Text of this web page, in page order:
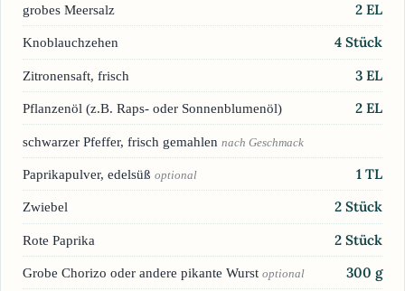
grobes Meersalz 2 EL
Knoblauchzehen 4 Stück
Zitronensaft, frisch 3 EL
Pflanzenöl (z.B. Raps- oder Sonnenblumenöl) 2 EL
schwarzer Pfeffer, frisch gemahlen nach Geschmack
Paprikapulver, edelsüß optional 1 TL
Zwiebel 2 Stück
Rote Paprika 2 Stück
Grobe Chorizo oder andere pikante Wurst optional 300 g